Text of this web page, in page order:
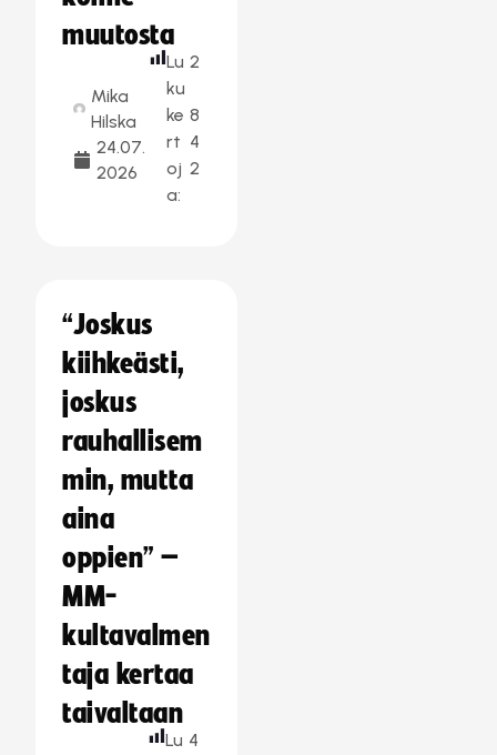
muutosta
Mika
Hilska
24.07.
2026
Lu
ku
ke
rt
oj
a:
2
8
4
2
“Joskus
kiihkeästi,
joskus
rauhallisem
min, mutta
aina
oppien” –
MM-
kultavalmen
taja kertaa
taivaltaan
Lu 4